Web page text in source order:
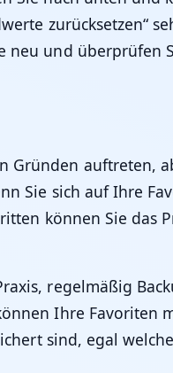
zurücksetzen“
neu und überprüfen
auftreten,
Sie sich auf Ihre
können Sie
regelmäßig
Ihre Favoriten
sind, egal